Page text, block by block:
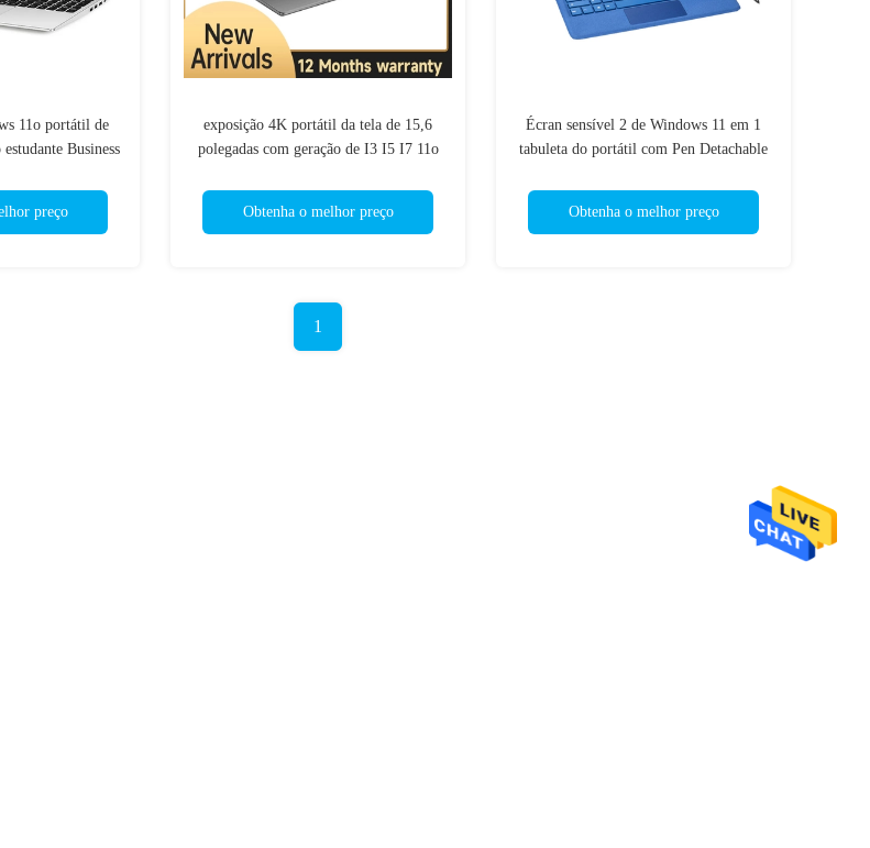
11o portátil de
Business
preço
exposição 4K portátil da tela de 15,6
polegadas com geração de I3 I5 I7 11o
Obtenha o melhor preço
Écran sensível 2 de Windows 11 em 1
tabuleta do portátil com Pen Detachable
Obtenha o melhor preço
1